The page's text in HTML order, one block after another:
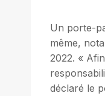
Un porte-
même,
2022. «
déclaré le